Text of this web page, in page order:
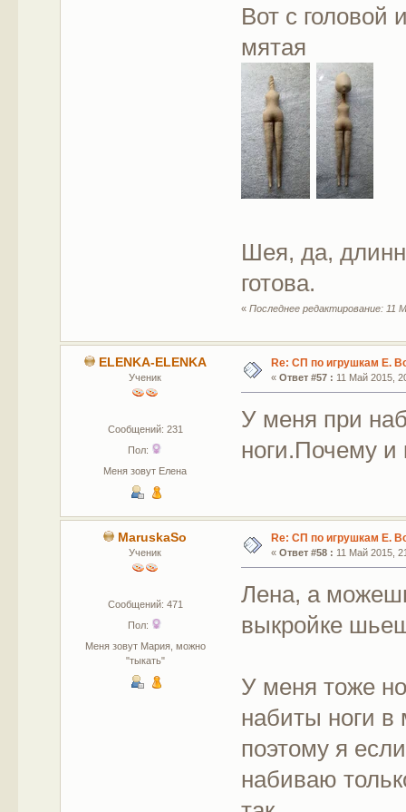
Вот с
мятая
Шея, да,
готова.
«Последнее редактирование: 11
ELENKA-ELENKA
Ученик
Сообщений: 231
Пол:
Меня зовут Елена
Re: СП по игрушкам Е.
« Ответ #57 : 11 Май 2015,
У меня при
ноги.Почему и
MaruskaSo
Ученик
Сообщений: 471
Пол:
Меня зовут Мария, можно
"тыкать"
Re: СП по игрушкам Е.
« Ответ #58 : 11 Май 2015,
Лена, а
выкройке
У меня тоже
набиты ноги в
поэтому я
набиваю